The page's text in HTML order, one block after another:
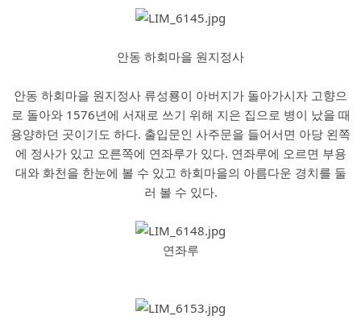
안동 하회마을 원지정사
안동 하회마을 원지정사 류성룡이 아버지가 돌아가시자 고향으
로 돌아와 1576년에 서재로 쓰기 위해 지은 집으로 병이 났을 때
용양하던 곳이기도 하다. 출입문인 사주문을 들어서면 아당 왼쪽
에 정사가 있고 오른쪽에 연좌루가 있다. 연좌루에 오르면 부용
대와 화천을 한눈에 볼 수 있고 하회마을의 아름다운 경치를 둘
러 볼 수 있다.
연좌루